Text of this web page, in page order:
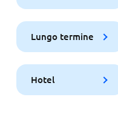
Lungo termine
Hotel